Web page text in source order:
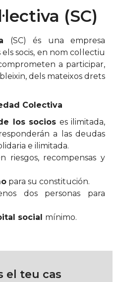
(SC)
(SC) és una empresa
socis, en nom col·lectiu
a participar,
dels mateixos drets
Colectiva
los socios es ilimitada,
a las deudas
e ilimitada.
riesgos, recompensas y
para su constitución.
dos personas para
social mínimo.
el teu cas